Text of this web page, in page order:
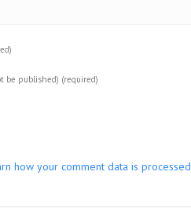
be published) (required)
how your comment data is processed